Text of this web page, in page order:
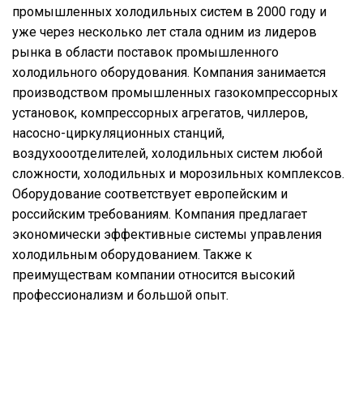
промышленных холодильных систем в 2000 году и
уже через несколько лет стала одним из лидеров
рынка в области поставок промышленного
холодильного оборудования. Компания занимается
производством промышленных газокомпрессорных
установок, компрессорных агрегатов, чиллеров,
насосно-циркуляционных станций,
воздухооотделителей, холодильных систем любой
сложности, холодильных и морозильных комплексов.
Оборудование соответствует европейским и
российским требованиям. Компания предлагает
экономически эффективные системы управления
холодильным оборудованием. Также к
преимуществам компании относится высокий
профессионализм и большой опыт.